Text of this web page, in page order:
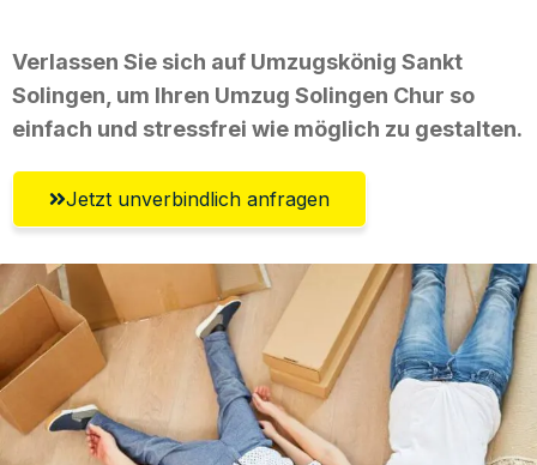
Verlassen Sie sich auf Umzugskönig Sankt
Solingen, um Ihren Umzug Solingen Chur so
einfach und stressfrei wie möglich zu gestalten.
Jetzt unverbindlich anfragen